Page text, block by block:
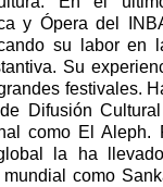
y Ópera del
su labor en
Su
festivales.
Difusión
como El
la ha
como